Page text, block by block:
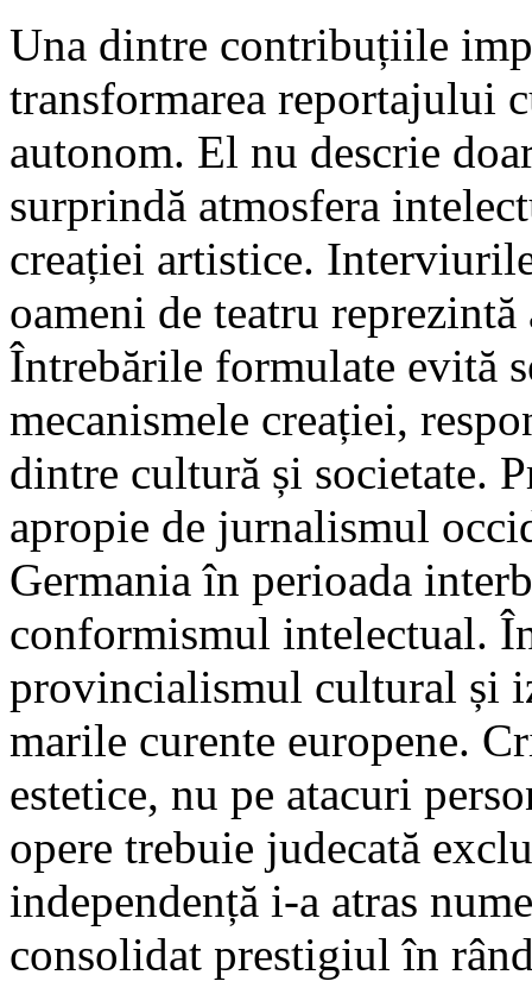
Una dintre contribuțiile
transformarea reportajului
autonom. El nu descrie
surprindă atmosfera
creației artistice.
oameni de teatru
Întrebările formulate evită
mecanismele creației,
dintre cultură și societate.
apropie de jurnalismul
Germania în perioada
conformismul intelectual.
provincialismul cultural și
marile curente europene.
estetice, nu pe atacuri
opere trebuie judecată
independență i-a atras
consolidat prestigiul în